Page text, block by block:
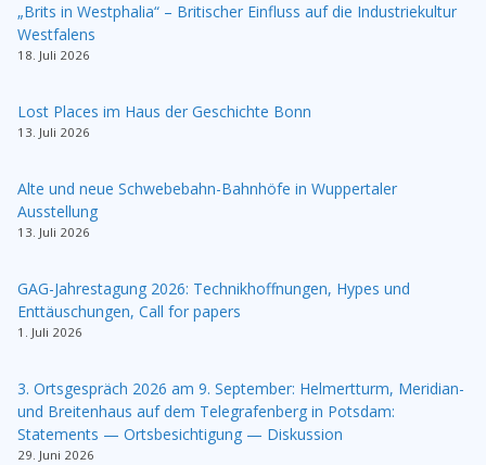
„Brits in Westphalia“ – Britischer Einfluss auf die Industriekultur
Westfalens
18. Juli 2026
Lost Places im Haus der Geschichte Bonn
13. Juli 2026
Alte und neue Schwebebahn-Bahnhöfe in Wuppertaler
Ausstellung
13. Juli 2026
GAG-Jahrestagung 2026: Technikhoffnungen, Hypes und
Enttäuschungen, Call for papers
1. Juli 2026
3. Ortsgespräch 2026 am 9. September: Helmertturm, Meridian-
und Breitenhaus auf dem Telegrafenberg in Potsdam:
Statements — Ortsbesichtigung — Diskussion
29. Juni 2026